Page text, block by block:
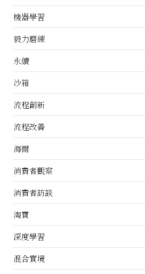
機器學習
毅力磨練
永續
沙箱
流程創新
流程改善
海爾
消費者觀察
消費者訪談
淘寶
深度學習
混合實境